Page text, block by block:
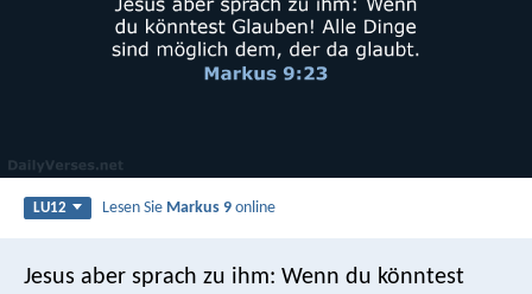
LU12 Lesen Sie Markus 9 online
Jesus aber sprach zu ihm: Wenn du könntest